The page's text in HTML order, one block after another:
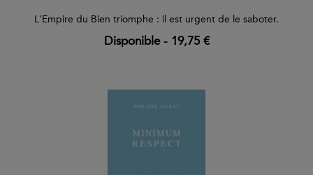
L'Empire du Bien triomphe : il est urgent de le saboter.
Disponible- 19,75 €